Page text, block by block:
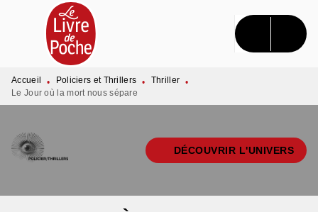
MENU RECHERCHE CONTENU
PIED DE PAGE
Accueil • Policiers et Thrillers • Thriller •
Le Jour où la mort nous sépare
DÉCOUVRIR L'UNIVERS